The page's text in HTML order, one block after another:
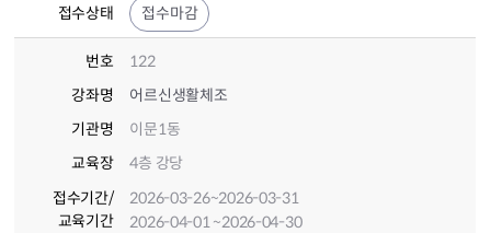
접수상태 접수마감
번호
122
강좌명
어르신생활체조
기관명
이문1동
교육장
4층 강당
접수기간/
교육기간
2026-03-26~2026-03-31
2026-04-01~2026-04-30